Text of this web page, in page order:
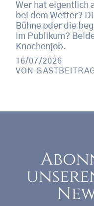
Wer hat eigentlich
bei dem Wetter?
Bühne oder die
im Publikum?
Knochenjob.
16/07/2026
VON